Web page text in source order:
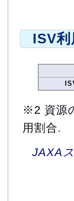
ISV利
※2 資源
用割合.
JAXA